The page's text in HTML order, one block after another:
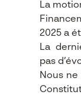
La
2025 a
La
pas
Nous ne